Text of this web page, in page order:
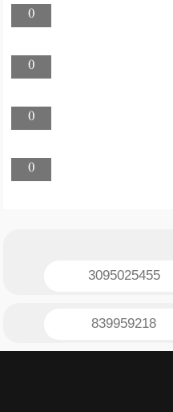
0
0
0
0
3095025455
839959218